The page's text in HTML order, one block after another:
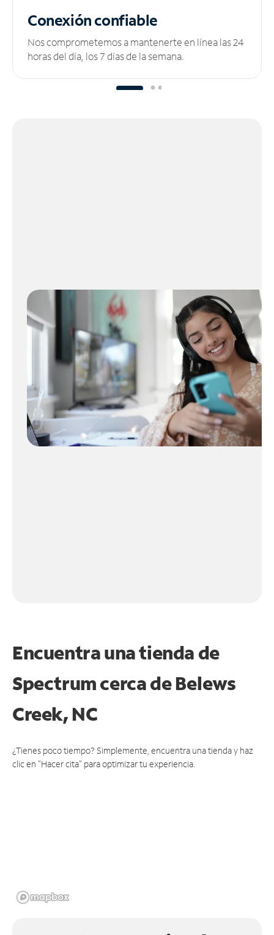
Conexión confiable
Nos comprometemos a mantenerte en línea las 24
horas del día, los 7 días de la semana.
Encuentra una tienda de
Spectrumcerca de Belews
Creek, NC
¿Tienes poco tiempo? Simplemente, encuentra una tienda y haz
clic en "Hacer cita" para optimizar tu experiencia.